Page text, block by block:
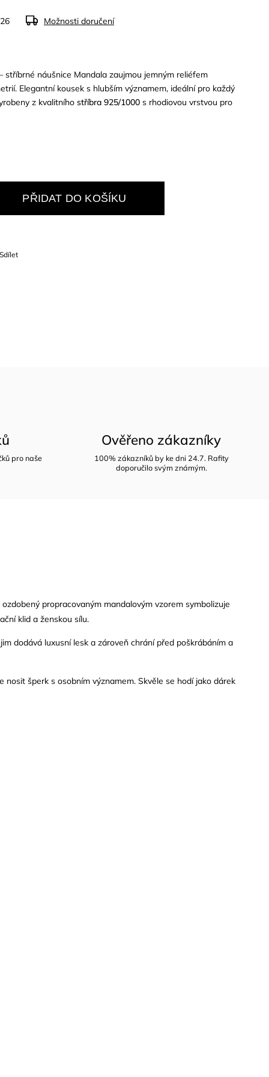
stříbrné náušnice Mandala zaujmou jemným reliéfem
Elegantní kousek s hlubším významem, ideální pro každý
z kvalitníhostříbra 925/1000 s rhodiovou vrstvou pro
Možnosti doručení
PŘIDAT DO KOŠÍKU
Sdílet
pro naše
Ověřeno zákazníky
100% zákazníků by ke dni 24.7. Rafity
doporučilo svým známým.
propracovaným mandalovým vzorem symbolizuje
klid a ženskou sílu.
dodává luxusní lesk a zároveň chrání před poškrábáním a
šperk s osobním významem. Skvěle se hodí jako dárek